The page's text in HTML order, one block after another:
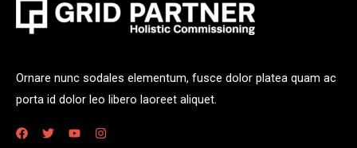
Ornare nunc sodales elementum, fusce dolor platea quam ac
porta id dolor leo libero laoreet aliquet.